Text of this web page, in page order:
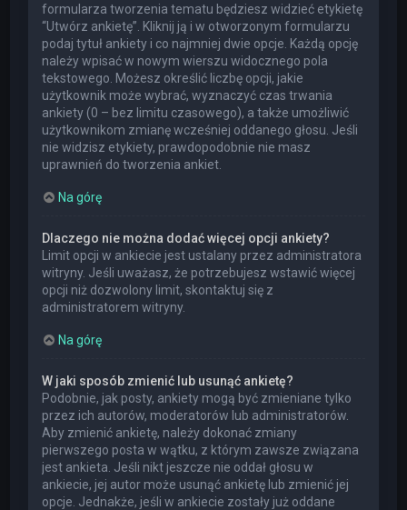
formularza tworzenia tematu będziesz widzieć etykietę
“Utwórz ankietę”. Kliknij ją i w otworzonym formularzu
podaj tytuł ankiety i co najmniej dwie opcje. Każdą opcję
należy wpisać w nowym wierszu widocznego pola
tekstowego. Możesz określić liczbę opcji, jakie
użytkownik może wybrać, wyznaczyć czas trwania
ankiety (0 – bez limitu czasowego), a także umożliwić
użytkownikom zmianę wcześniej oddanego głosu. Jeśli
nie widzisz etykiety, prawdopodobnie nie masz
uprawnień do tworzenia ankiet.
Na górę
Dlaczego nie można dodać więcej opcji ankiety?
Limit opcji w ankiecie jest ustalany przez administratora
witryny. Jeśli uważasz, że potrzebujesz wstawić więcej
opcji niż dozwolony limit, skontaktuj się z
administratorem witryny.
Na górę
W jaki sposób zmienić lub usunąć ankietę?
Podobnie, jak posty, ankiety mogą być zmieniane tylko
przez ich autorów, moderatorów lub administratorów.
Aby zmienić ankietę, należy dokonać zmiany
pierwszego posta w wątku, z którym zawsze związana
jest ankieta. Jeśli nikt jeszcze nie oddał głosu w
ankiecie, jej autor może usunąć ankietę lub zmienić jej
opcje. Jednakże, jeśli w ankiecie zostały już oddane